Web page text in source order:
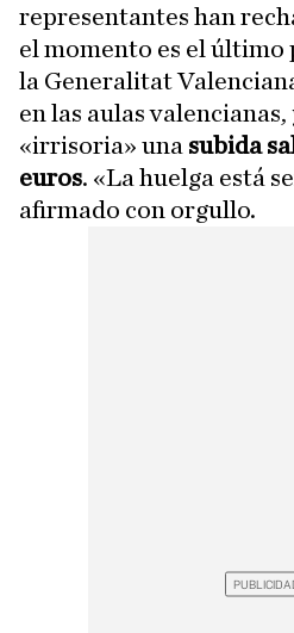
representantes han
el momento es el
la Generalitat
en las aulas
«irrisoria» una subida
euros. «La huelga está
afirmado con orgullo.